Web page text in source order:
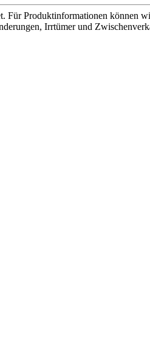
Für Produktinformationen können
Irrtümer und